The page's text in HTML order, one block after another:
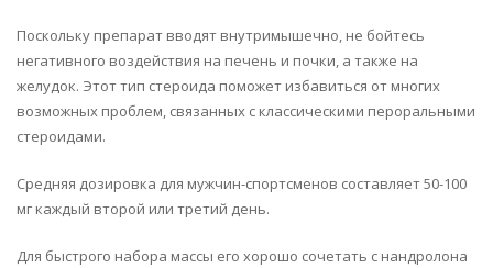
Поскольку препарат вводят внутримышечно, не бойтесь
негативного воздействия на печень и почки, а также на
желудок. Этот тип стероида поможет избавиться от многих
возможных проблем, связанных с классическими пероральными
стероидами.
Средняя дозировка для мужчин-спортсменов составляет 50-100
мг каждый второй или третий день.
Для быстрого набора массы его хорошо сочетать с нандролона